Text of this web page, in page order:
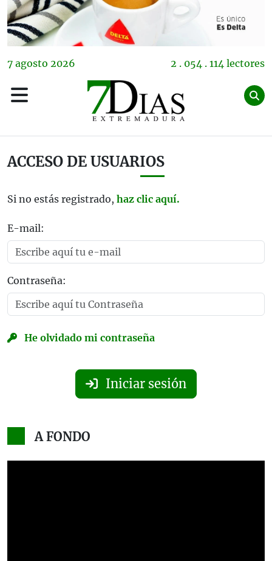
7 agosto 2026 2 . 054 . 114 lectores
ACCESO DE USUARIOS
Si no estás registrado, haz clic aquí.
E-mail:
Contraseña:
He olvidado mi contraseña
Iniciar sesión
A FONDO